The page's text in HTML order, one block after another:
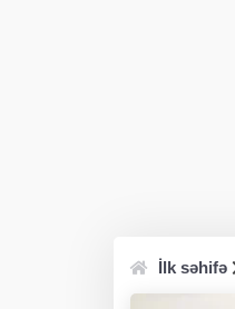
İlk səhifə